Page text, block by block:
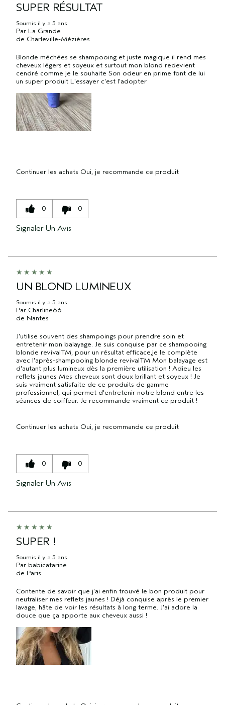
SUPER RÉSULTAT
Soumis il y a 5 ans
Par La Grande
de Charleville-Mézières
Blonde méchées se shampooing et juste magique il rend mes
cheveux légers et soyeux et surtout mon blond redevient
cendré comme je le souhaite Son odeur en prime font de lui
un super produit L'essayer c'est l'adopter
Continuer les achats Oui, je recommande ce produit
0 0
Signaler Un Avis
UN BLOND LUMINEUX
Soumis il y a 5 ans
Par Charline66
de Nantes
J'utilise souvent des shampoings pour prendre soin et
entretenir mon balayage. Je suis conquise par ce shampooing
blonde revivalTM, pour un résultat efficace,je le complète
avec l'après-shampooing blonde revivalTM Mon balayage est
d'autant plus lumineux dès la première utilisation ! Adieu les
reflets jaunes Mes cheveux sont doux brillant et soyeux ! Je
suis vraiment satisfaite de ce produits de gamme
professionnel, qui permet d'entretenir notre blond entre les
séances de coiffeur. Je recommande vraiment ce produit !
Continuer les achats Oui, je recommande ce produit
0 0
Signaler Un Avis
SUPER !
Soumis il y a 5 ans
Par babicatarine
de Paris
Contente de savoir que j'ai enfin trouvé le bon produit pour
neutraliser mes reflets jaunes ! Déjà conquise après le premier
lavage, hâte de voir les résultats à long terme. J'ai adore la
douce que ça apporte aux cheveux aussi !